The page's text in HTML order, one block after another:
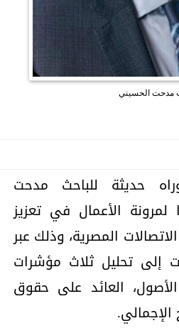
مدحت الحسيني
حديثة للباحث مدحت
لمرونة الأعمال في تعزيز
المصرية، وذلك عبر
إلى تحليل ثلاث مؤشرات
العائد على حقوق